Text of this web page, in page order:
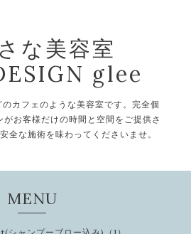
な美容室
glee
カフェのような美容室です。完全個
お客様だけの時間と空間をご提供さ
全な施術を味わってくださいませ。
MENU